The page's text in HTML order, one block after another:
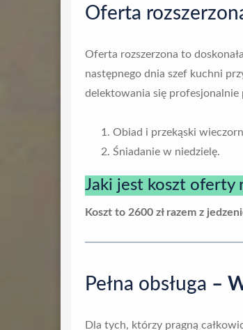
Oferta
Oferta rozszerzona to
następnego dnia szef kuchni
delektowania się
Obiad i przekąski
Śniadanie w niedzielę.
Jaki jest koszt oferty
Koszt to 2600 zł razem z
Pełna obsługa –
Dla tych, którzy pragną